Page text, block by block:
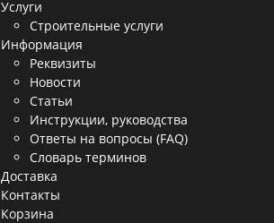
Услуги
Строительные услуги
Информация
Реквизиты
Новости
Статьи
Инструкции, руководства
Ответы на вопросы (FAQ)
Словарь терминов
Доставка
Контакты
Корзина